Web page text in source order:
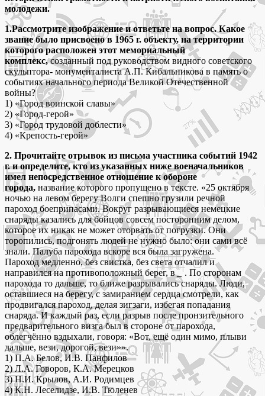
молодежи.
1.Рассмотрите изображение и ответьте на вопрос. Какое
звание было присвоено в 1965 г. объекту, на территории
которого расположен этот мемориальный
комплекс,созданный под руководством видного советского
скульптора- монументалиста А.П. Кибальникова в память о
событиях начального периода Великой Отечественной
войны?
1) «Город воинской славы»
2) «Город-герой»
3) «Город трудовой доблести»
4) «Крепость-герой»
2. Прочитайте отрывок из письма участника событий 1942
г. и определите, кто из указанных ниже военачальников
имел непосредственное отношение к обороне
города, название которого пропущено в тексте. «25 октября
ночью на левом берегу Волги спешно грузили речной
пароход боеприпасами. Вокруг разрывающиеся немецкие
снаряды казались для бойцов совсем посторонним делом,
которое их никак не может оторвать от погрузки. Они
торопились, подгонять людей не нужно было: они сами всё
знали. Палуба парохода вскоре вся была загружена.
Пароход медленно, без свистка, без света отчалил и
направился на противоположный берег, в_ . По сторонам
парохода то дальше, то ближе разрывались снаряды. Люди,
оставшиеся на берегу, с замиранием сердца смотрели, как
продвигался пароход, делая зигзаги, избегая попадания
снаряда. И каждый раз, если разрыв после пронзительного
предварительного визга был в стороне от парохода,
облегчённо вздыхали, говоря: «Вот, ещё один мимо, плыви
дальше, вези, дорогой, вези»».
1) П.А. Белов, И.В. Панфилов
2) Л.А. Говоров, К.А. Мерецков
3) Н.И. Крылов, А.И. Родимцев
4) К.Н. Леселидзе, И.В. Тюленев